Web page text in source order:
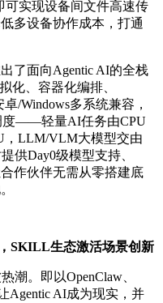
可实现设备间文件高速传
多设备协作成本，打通
了面向Agentic AI的全栈
、容器化编排、
/Windows多系统兼容，
度——轻量AI任务由CPU
，LLM/VLM大模型交由
供Day0级模型支持、
作伙伴无需从零搭建底
SKILL生态激活场景创新
潮。即 以OpenClaw、
Agentic AI成为现实，并